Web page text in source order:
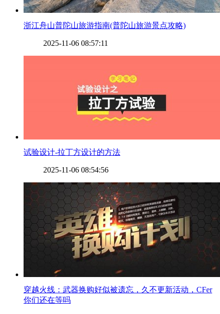
​浙江舟山普陀山旅游指南(普陀山旅游景点攻略)
2025-11-06 08:57:11
​试验设计-拉丁方设计的方法
2025-11-06 08:54:56
​穿越火线：武器换购好似被遗忘，久不更新活动，CFer
你们还在等吗